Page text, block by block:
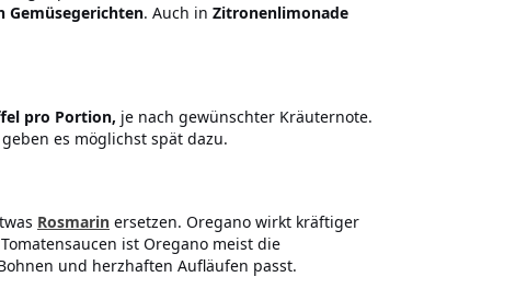
Gemüsegerichten. Auch in Zitronenlimonade
pro Portion, je nach gewünschter Kräuternote.
es möglichst spät dazu.
Rosmarin ersetzen. Oregano wirkt kräftiger
ist Oregano meist die
und herzhaften Aufläufen passt.